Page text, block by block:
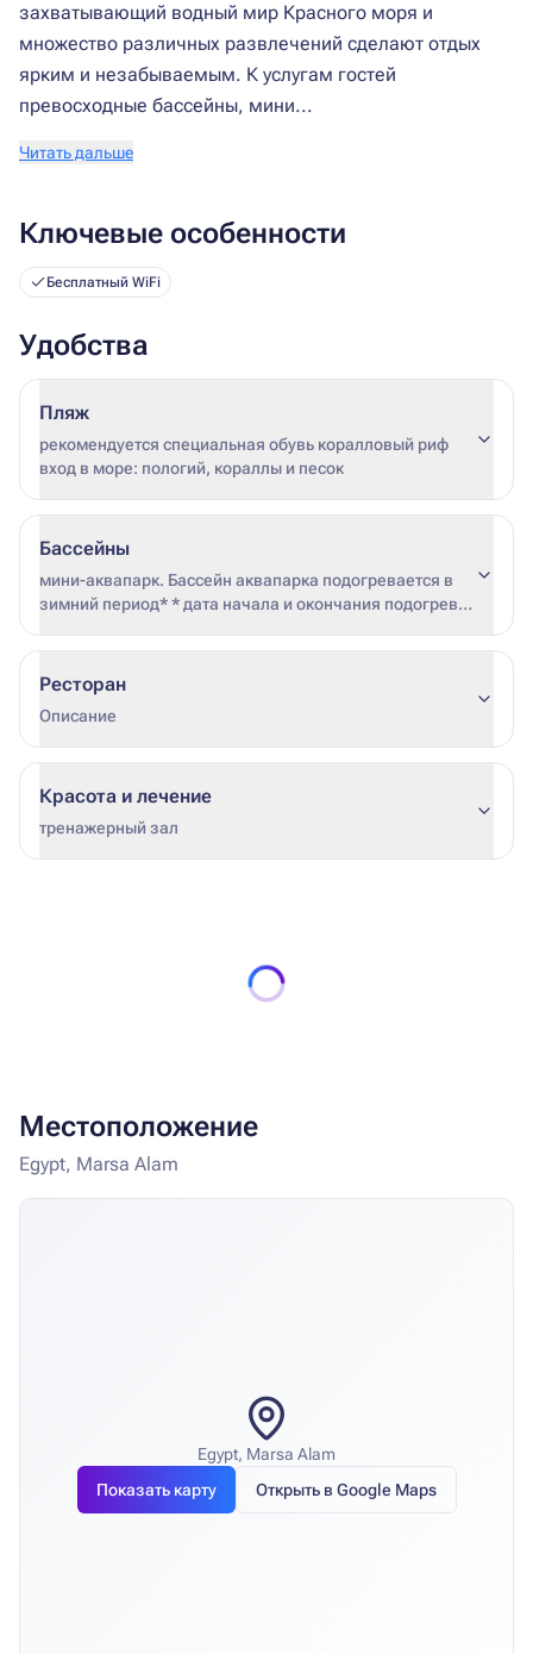
захватывающий водный мир Красного моря и
множество различных развлечений сделают отдых
ярким и незабываемым. К услугам гостей
превосходные бассейны, мини...
Читать дальше
Ключевые особенности
Бесплатный WiFi
Удобства
Пляж
рекомендуется специальная обувь коралловый риф
вход в море: пологий, кораллы и песок
Бассейны
мини-аквапарк. Бассейн аквапарка подогревается в
зимний период* * дата начала и окончания подогрева
загрузки отеля)
Ресторан
Описание
Красота и лечение
тренажерный зал
Местоположение
Egypt, Marsa Alam
Egypt, Marsa Alam
Показать карту
Открыть в Google Maps